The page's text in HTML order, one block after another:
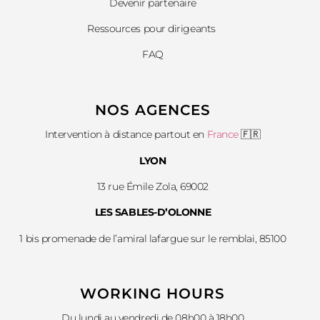
Devenir partenaire
Ressources pour dirigeants
FAQ
NOS AGENCES
Intervention à distance partout en France🇫🇷
LYON
13 rue Émile Zola, 69002
LES SABLES-D’OLONNE
1 bis promenade de l’amiral lafargue sur le remblai, 85100
WORKING HOURS